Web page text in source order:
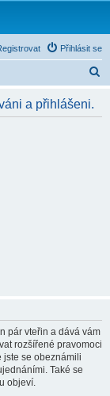
Přihlásit se
a přihlášeni.
pár vteřin a dává vám
rozšířené pravomoci
jste se obeznámili
Také se
objeví.